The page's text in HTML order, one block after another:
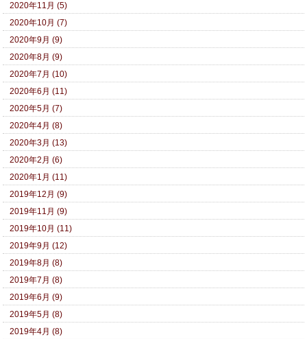
2020年11月 (5)
2020年10月 (7)
2020年9月 (9)
2020年8月 (9)
2020年7月 (10)
2020年6月 (11)
2020年5月 (7)
2020年4月 (8)
2020年3月 (13)
2020年2月 (6)
2020年1月 (11)
2019年12月 (9)
2019年11月 (9)
2019年10月 (11)
2019年9月 (12)
2019年8月 (8)
2019年7月 (8)
2019年6月 (9)
2019年5月 (8)
2019年4月 (8)